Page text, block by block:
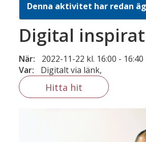
Denna aktivitet har redan
Digital
När: 2022-11-22 kl. 16:00 - 16:40
Var:
Digitalt via länk,
Hitta hit